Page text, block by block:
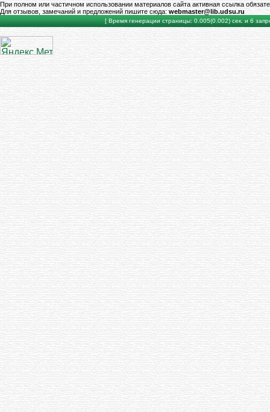
При полном или частичном использовании материалов сайта активная ссылка
Для отзывов, замечаний и предложений пишите сюда: webmaster@lib.udsu.ru
[ Время генерации страницы: 0.005(0.002) сек. и 6